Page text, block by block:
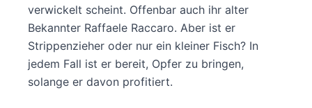
verwickelt scheint. Offenbar auch ihr alter
Bekannter Raffaele Raccaro. Aber ist er
Strippenzieher oder nur ein kleiner Fisch? In
jedem Fall ist er bereit, Opfer zu bringen,
solange er davon profitiert.